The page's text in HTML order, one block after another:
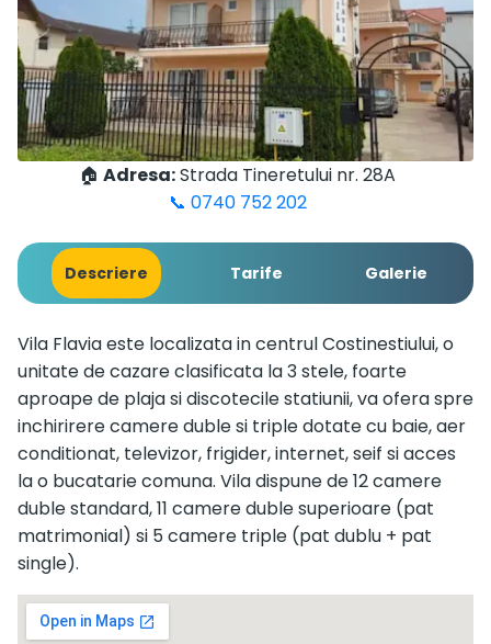
🏠 Adresa:Strada Tineretului nr. 28A
📞 0740 752 202
Descriere Tarife Galerie
Vila Flavia este localizata in centrul Costinestiului, o
unitate de cazare clasificata la 3 stele, foarte
aproape de plaja si discotecile statiunii, va ofera spre
inchirirere camere duble si triple dotate cu baie, aer
conditionat, televizor, frigider, internet, seif si acces
la o bucatarie comuna. Vila dispune de 12 camere
duble standard, 11 camere duble superioare (pat
matrimonial) si 5 camere triple (pat dublu + pat
single).